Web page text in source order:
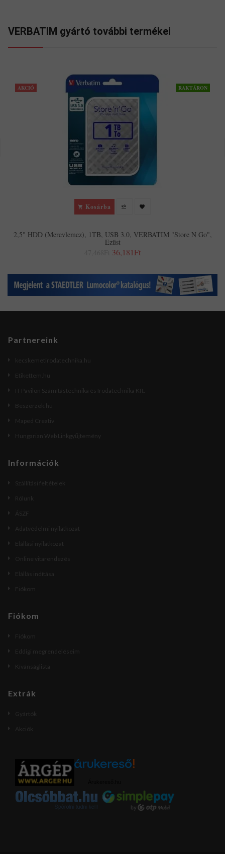
VERBATIM gyártó további termékei
AKCIÓ RAKTÁRON
Kosárba
2,5" HDD (merevlemez), 1TB, USB 3.0, VERBATIM "Store N Go",
Ezüst
36,181Ft
Partnereink
kecskemetirodatechnika.hu
Etikettem.hu
IT Pavilon Számítástechnika és Irodatechnika Kft.
Beszerzek.hu
Maped Creativ
Hungarian Web Linkgyűjtemény
Információk
Szállítási feltételek
Rólunk
ÁSZF
Adatvédelmi nyilatkozat
Elállási nyilatkozat
Online vitarendezés
Elállás indítása
Fiókom
Fiókom
Fiókom
Eddigi megrendeléseim
Kívánságlista
Extrák
Gyártók
Akciók